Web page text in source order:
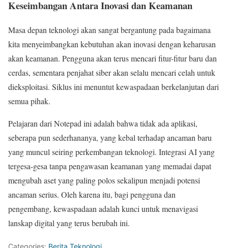
Keseimbangan Antara Inovasi dan Keamanan
Masa depan teknologi akan sangat bergantung pada bagaimana
kita menyeimbangkan kebutuhan akan inovasi dengan keharusan
akan keamanan. Pengguna akan terus mencari fitur-fitur baru dan
cerdas, sementara penjahat siber akan selalu mencari celah untuk
dieksploitasi. Siklus ini menuntut kewaspadaan berkelanjutan dari
semua pihak.
Pelajaran dari Notepad ini adalah bahwa tidak ada aplikasi,
seberapa pun sederhananya, yang kebal terhadap ancaman baru
yang muncul seiring perkembangan teknologi. Integrasi AI yang
tergesa-gesa tanpa pengawasan keamanan yang memadai dapat
mengubah aset yang paling polos sekalipun menjadi potensi
ancaman serius. Oleh karena itu, bagi pengguna dan
pengembang, kewaspadaan adalah kunci untuk menavigasi
lanskap digital yang terus berubah ini.